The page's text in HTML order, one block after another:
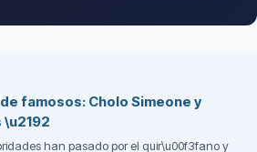
famosos: Cholo Simeone y
han pasado por el quir\u00f3fano y